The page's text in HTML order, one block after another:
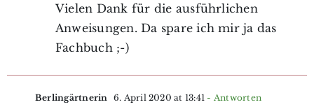
Vielen Dank für die ausführlichen
Anweisungen. Da spare ich mir ja das
Fachbuch ;-)
Berlingärtnerin 6. April 2020 at 13:41 - Antworten